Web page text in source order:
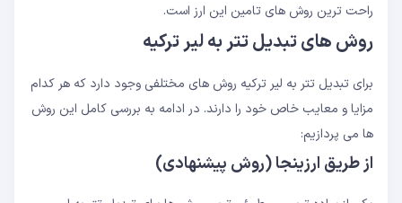
راحت ترین روش های تامین این ارز است.
روش های تبدیل تتر به لیر ترکیه
برای تبدیل تتر به لیر ترکیه روش های مختلفی وجود دارد که هر کدام
مزایا و معایب خاص خود را دارند. در ادامه به بررسی کامل این روش
ها می پردازیم:
از طریق ارزینجا (روش پیشنهادی)